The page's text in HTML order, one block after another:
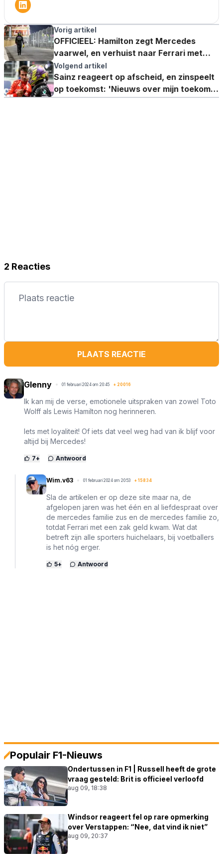
Vorig artikel
OFFICIEEL: Hamilton zegt Mercedes
vaarwel, en verhuist naar Ferrari met
meerjarig contract
Volgend artikel
Sainz reageert op afscheid, en zinspeelt
op toekomst: 'Nieuws over mijn toekomst
zal op termijn volgen'
2 Reacties
PLAATS REACTIE
Glenny 01 februari 2024 om 20:45 + 20016
Ik kan mij de verse, emotionele uitspraken van zowel Toto
Wolff als Lewis Hamilton nog herinneren.
Iets met loyaliteit! Of iets dat veel weg had van ik blijf voor
altijd bij Mercedes!
7+ Antwoord
Wim.v63 01 februari 2024 om 20:53 + 15834
Sla de artikelen er op deze site maar na, de
afgelopen jaren was het één en al liefdespraat over
de mercedes familie zus en de mercedes familie zo,
totdat Ferrari met een zak geld kwam. Wat dat
betreft zijn alle sporters huichelaars, bij voetballers
is het nóg erger.
5+ Antwoord
Populair F1-Nieuws
Ondertussen in F1 | Russell heeft de grote
vraag gesteld: Brit is officieel verloofd
aug 09, 18:38
Windsor reageert fel op rare opmerking
over Verstappen: “Nee, dat vind ik niet”
aug 09, 20:37